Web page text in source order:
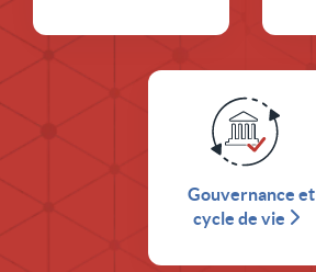
Gouvernance et
cycle de vie